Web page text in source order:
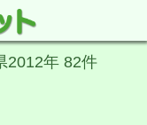
年 82件